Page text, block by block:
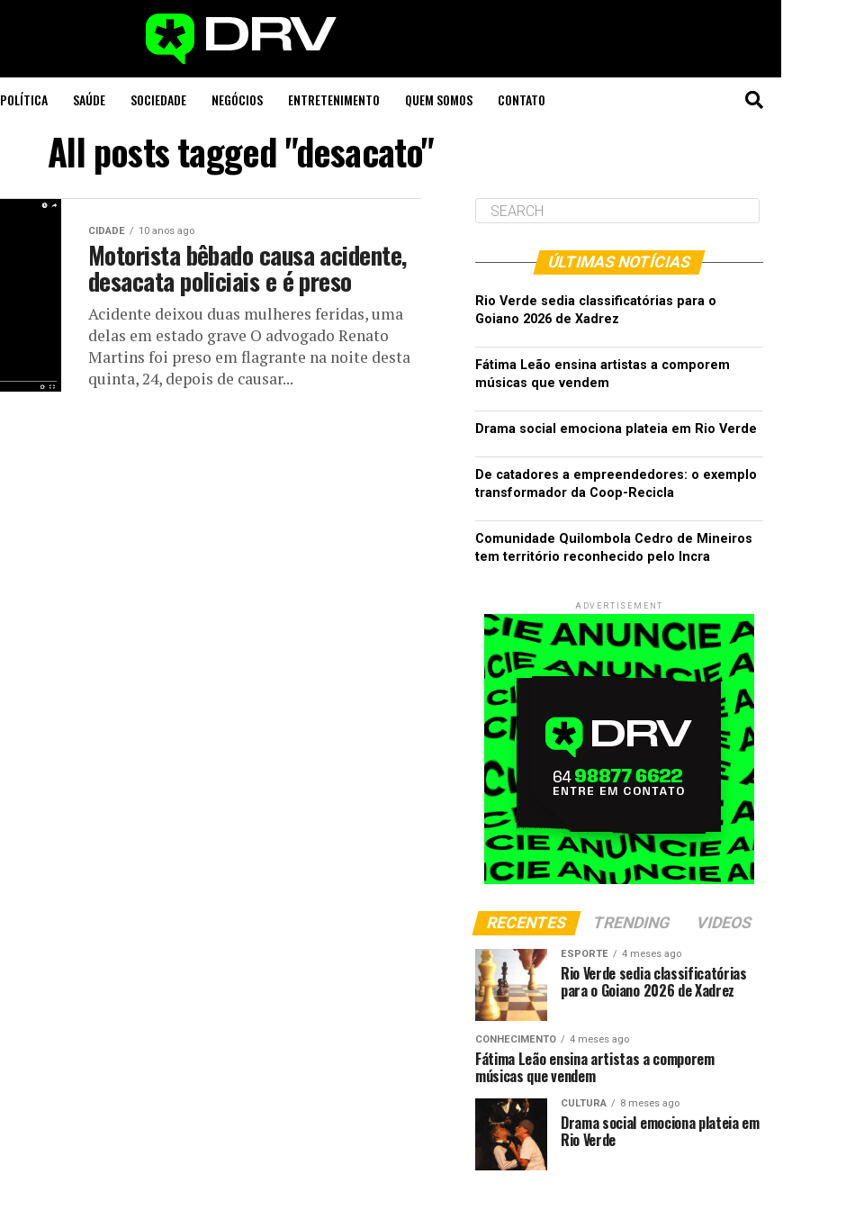
POLÍTICA SAÚDE SOCIEDADE NEGÓCIOS ENTRETENIMENTO QUEM SOMOS CONTATO
All posts tagged "desacato"
CIDADE 10 anos ago
Motorista bêbado causa acidente,
desacata policiais e é preso
Acidente deixou duas mulheres feridas, uma
delas em estado grave O advogado Renato
Martins foi preso em flagrante na noite desta
quinta, 24, depois de causar...
ÚLTIMAS NOTÍCIAS
Rio Verde sedia classificatórias para o
Goiano 2026 de Xadrez
Fátima Leão ensina artistas a comporem
músicas que vendem
Drama social emociona plateia em Rio Verde
De catadores a empreendedores: o exemplo
transformador da Coop-Recicla
Comunidade Quilombola Cedro de Mineiros
tem território reconhecido pelo Incra
ADVERTISEMENT
RECENTES TRENDING VIDEOS
ESPORTE 4 meses ago
Rio Verde sedia classificatórias
para o Goiano 2026 de Xadrez
CONHECIMENTO 4 meses ago
Fátima Leão ensina artistas a comporem
músicas que vendem
CULTURA 8 meses ago
Drama social emociona plateia em
Rio Verde